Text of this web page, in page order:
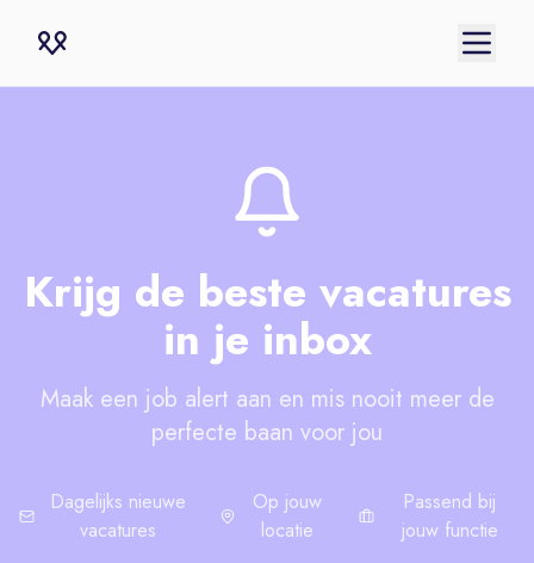
Krijg de beste vacatures
in je inbox
Maak een job alert aan en mis nooit meer de
perfecte baan voor jou
Dagelijks nieuwe
vacatures
Op jouw
locatie
Passend bij
jouw functie